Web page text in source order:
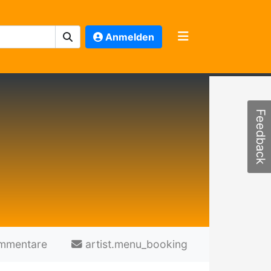
Anmelden
artist.menu_booking
Feedback